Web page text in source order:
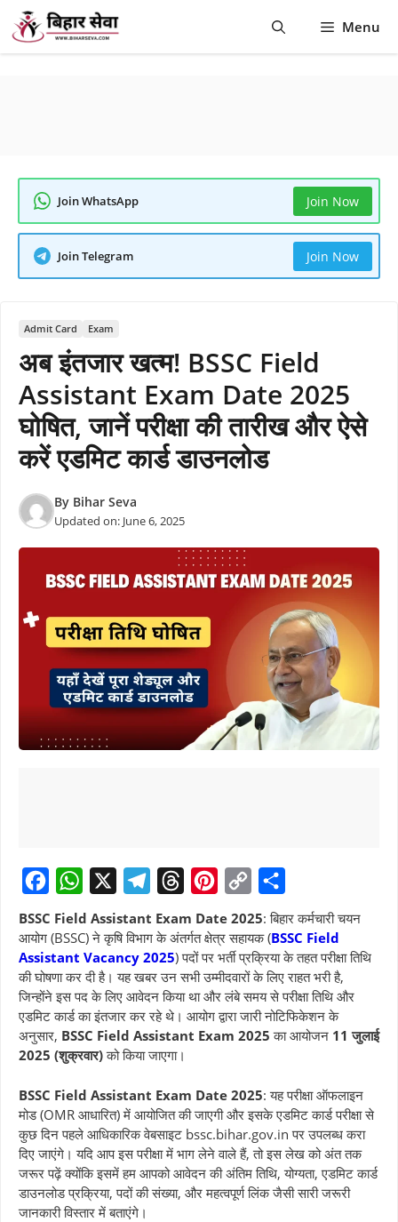
Skip
content
Menu
Join WhatsApp Join Now
Join Telegram Join Now
Admit Card Exam
अब इंतजार खत्म! BSSC Field
Assistant Exam Date 2025
घोषित, जानें परीक्षा की तारीख और ऐसे
करें एडमिट कार्ड डाउनलोड
By Bihar Seva
Updated on: June 6, 2025
a
c
e
b
o
k
h
a
t
s
A
p
p
e
l
e
g
r
m
h
r
e
a
d
i
n
t
e
r
s
t
o
p
y
L
i
k
h
a
r
e
BSSC Field Assistant Exam Date 2025: बिहार कर्मचारी चयन
आयोग (BSSC) ने कृषि विभाग के अंतर्गत क्षेत्र सहायक (BSSC Field
Assistant Vacancy 2025) पदों पर भर्ती प्रक्रिया के तहत परीक्षा तिथि
की घोषणा कर दी है। यह खबर उन सभी उम्मीदवारों के लिए राहत भरी है,
जिन्होंने इस पद के लिए आवेदन किया था और लंबे समय से परीक्षा तिथि और
एडमिट कार्ड का इंतजार कर रहे थे। आयोग द्वारा जारी नोटिफिकेशन के
अनुसार, BSSC Field Assistant Exam 2025 का आयोजन 11 जुलाई
2025 (शुक्रवार)को किया जाएगा।
BSSC Field Assistant Exam Date 2025: यह परीक्षा ऑफलाइन
मोड (OMR आधारित) में आयोजित की जाएगी और इसके एडमिट कार्ड परीक्षा से
कुछ दिन पहले आधिकारिक वेबसाइट bssc.bihar.gov.in पर उपलब्ध करा
दिए जाएंगे। यदि आप इस परीक्षा में भाग लेने वाले हैं, तो इस लेख को अंत तक
जरूर पढ़ें क्योंकि इसमें हम आपको आवेदन की अंतिम तिथि, योग्यता, एडमिट कार्ड
डाउनलोड प्रक्रिया, पदों की संख्या, और महत्वपूर्ण लिंक जैसी सारी जरूरी
जानकारी विस्तार में बताएंगे।